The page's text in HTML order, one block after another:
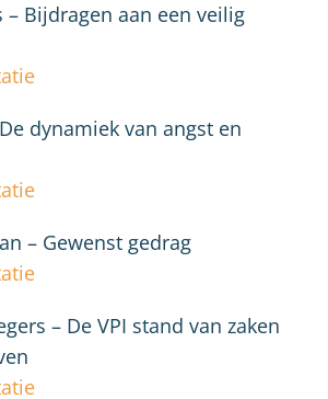
– Bijdragen aan een veilig
dynamiek van angst en
– Gewenst gedrag
– De VPI stand van zaken